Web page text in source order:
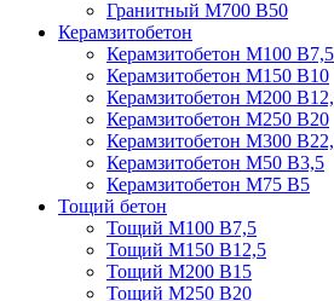
Гранитный М700 В50
Керамзитобетон
Керамзитобетон М100 В7,5
Керамзитобетон М150 В10
Керамзитобетон М200
Керамзитобетон М250 В20
Керамзитобетон М300
Керамзитобетон М50 В3,5
Керамзитобетон М75 В5
Тощий бетон
Тощий М100 В7,5
Тощий М150 В12,5
Тощий М200 В15
Тощий М250 В20